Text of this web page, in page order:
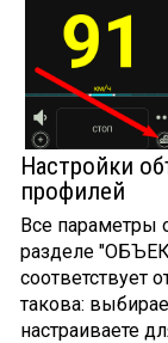
Настройки
профилей
Все параметры
разделе
соответствует
такова:
настраиваете